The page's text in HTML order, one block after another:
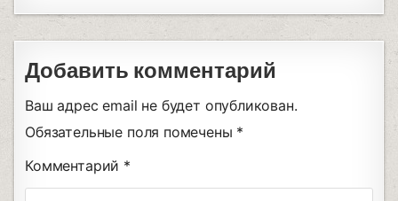
Добавить комментарий
Ваш адрес email не будет опубликован.
Обязательные поля помечены *
Комментарий *